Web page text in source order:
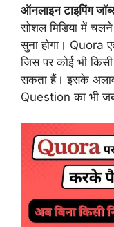
ऑनलाइन टाइपिंग
सोशल मिडिया में
सुना होगा। Quora
जिस पर कोई भी
सकता हैं। इसके
Question का भी